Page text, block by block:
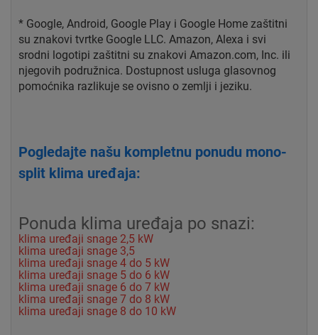
* Google, Android, Google Play i Google Home zaštitni
su znakovi tvrtke Google LLC. Amazon, Alexa i svi
srodni logotipi zaštitni su znakovi Amazon.com, Inc. ili
njegovih podružnica. Dostupnost usluga glasovnog
pomoćnika razlikuje se ovisno o zemlji i jeziku.
Pogledajte našu kompletnu ponudu mono-
split klima uređaja:
Ponuda klima uređaja po snazi:
klima uređaji snage 2,5 kW
klima uređaji snage 3,5
klima uređaji snage 4 do 5 kW
klima uređaji snage 5 do 6 kW
klima uređaji snage 6 do 7 kW
klima uređaji snage 7 do 8 kW
klima uređaji snage 8 do 10 kW